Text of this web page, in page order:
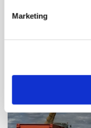
Marketing
Grambogård får